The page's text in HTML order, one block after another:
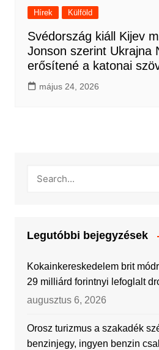
Hírek Külföld
Svédország kiáll Kijev
Jonson szerint Ukrajna
erősítené a katonai
május 24, 2026
Legutóbbi bejegyzések
Kokainkereskedelem brit
29 milliárd forintnyi lefoglalt
augusztus 6, 2026
Orosz turizmus a szakadék
benzinjegy, ingyen benzin